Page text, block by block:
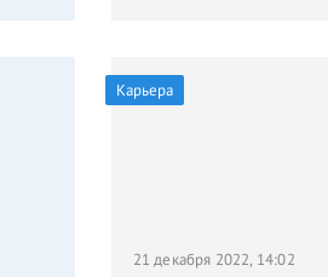
Карьера
21 декабря 2022, 14:02